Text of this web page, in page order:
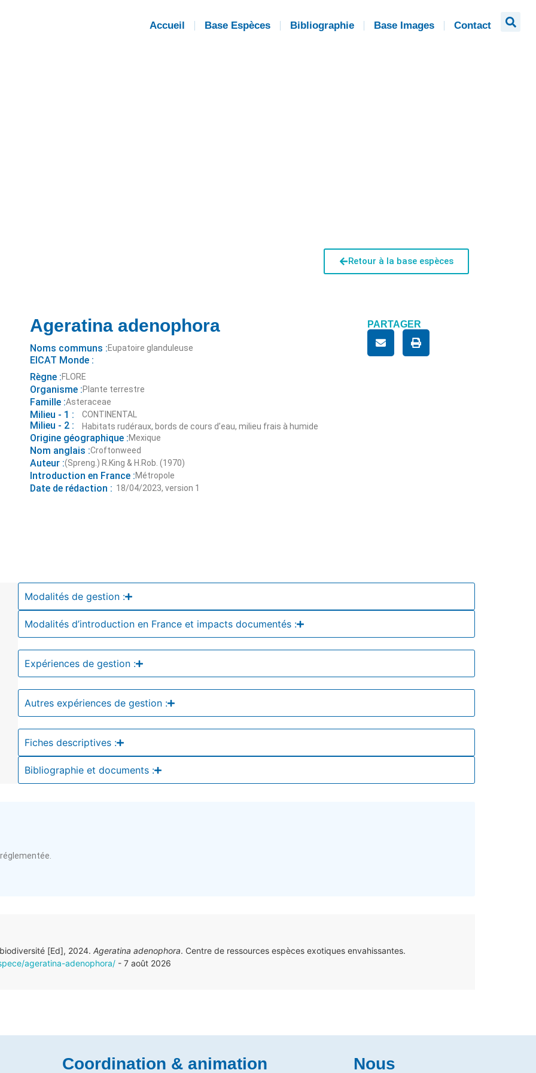
Accueil Base Espèces Bibliographie Base Images Contact
Retour à la base espèces
Ageratina adenophora
Noms communs :Eupatoire glanduleuse
EICAT Monde :
Règne :FLORE
Organisme :Plante terrestre
Famille :Asteraceae
Milieu - 1 : CONTINENTAL
Milieu - 2 : Habitats rudéraux, bords de cours d’eau, milieu frais à humide
Origine géographique :Mexique
Nom anglais :Croftonweed
Auteur :(Spreng.) R.King & H.Rob. (1970)
Introduction en France :Métropole
Date de rédaction : 18/04/2023, version 1
PARTAGER
Modalités de gestion :
Modalités d’introduction en France et impacts documentés :
Expériences de gestion :
Autres expériences de gestion :
Fiches descriptives :
Bibliographie et documents :
[Ed], 2024. Ageratina adenophora. Centre de ressources espèces exotiques envahissantes.
ageratina-adenophora/ - 7 août 2026
Coordination & animation
Nous